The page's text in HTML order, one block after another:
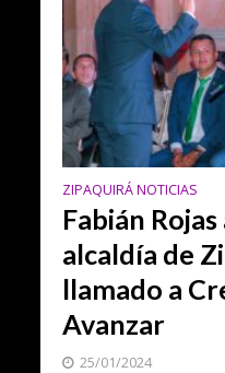
ZIPAQUIRÁ NOTICIAS
Fabián
alcaldía de
llamado a
Avanzar
25/01/2024